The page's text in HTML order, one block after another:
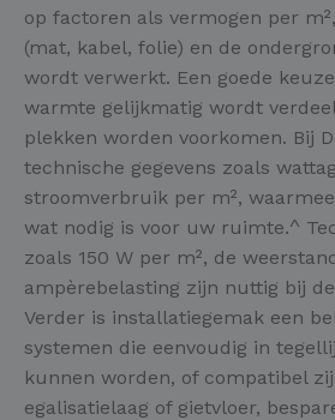
op factoren als vermogen per
(mat, kabel, folie) en de
wordt verwerkt. Een goede
warmte gelijkmatig wordt
plekken worden voorkomen. Bij
technische gegevens zoals
stroomverbruik per m²,
wat nodig is voor uw ruimte.^
zoals 150 W per m², de
ampèrebelasting zijn nuttig bij
Verder is installatiegemak een
systemen die eenvoudig in
kunnen worden, of compatibel
egalisatielaag of gietvloer,